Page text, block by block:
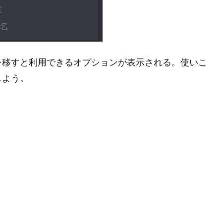
すと利用できるオプションが表示される。使いこ
う。